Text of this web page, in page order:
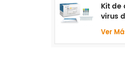
Kit de
virus
mono
real )
Ver